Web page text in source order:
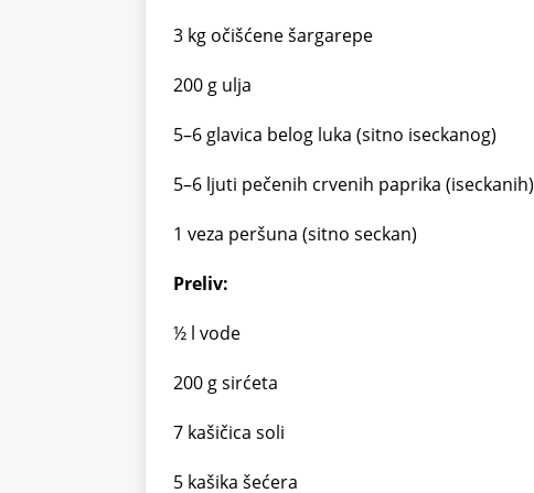
3 kg očišćene šargarepe
200 g ulja
5–6 glavica belog luka (sitno iseckanog)
5–6 ljuti pečenih crvenih paprika (iseckanih)
1 veza peršuna (sitno seckan)
Preliv:
½ l vode
200 g sirćeta
7 kašičica soli
5 kašika šećera